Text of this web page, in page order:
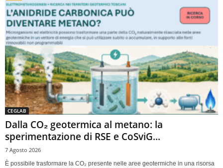
CEGLAB
Dalla CO₂ geotermica al metano: la
sperimentazione di RSE e CoSviG...
7 Agosto 2026
È possibile trasformare la CO₂ presente nelle aree geotermiche in una risorsa